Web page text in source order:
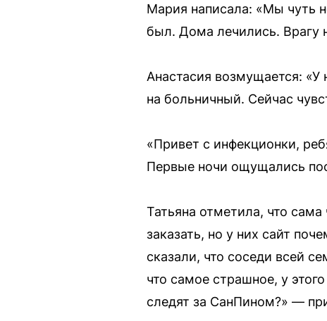
Мария написала: «Мы чуть
был. Дома лечились. Врагу
Анастасия возмущается:
на больничный. Сейчас
«Привет с инфекционки,
Первые ночи ощущались
Татьяна отметила, что
заказать, но у них сайт
сказали, что соседи всей
что самое страшное, у
следят за СанПином?» —